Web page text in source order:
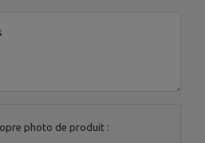
photo de produit :